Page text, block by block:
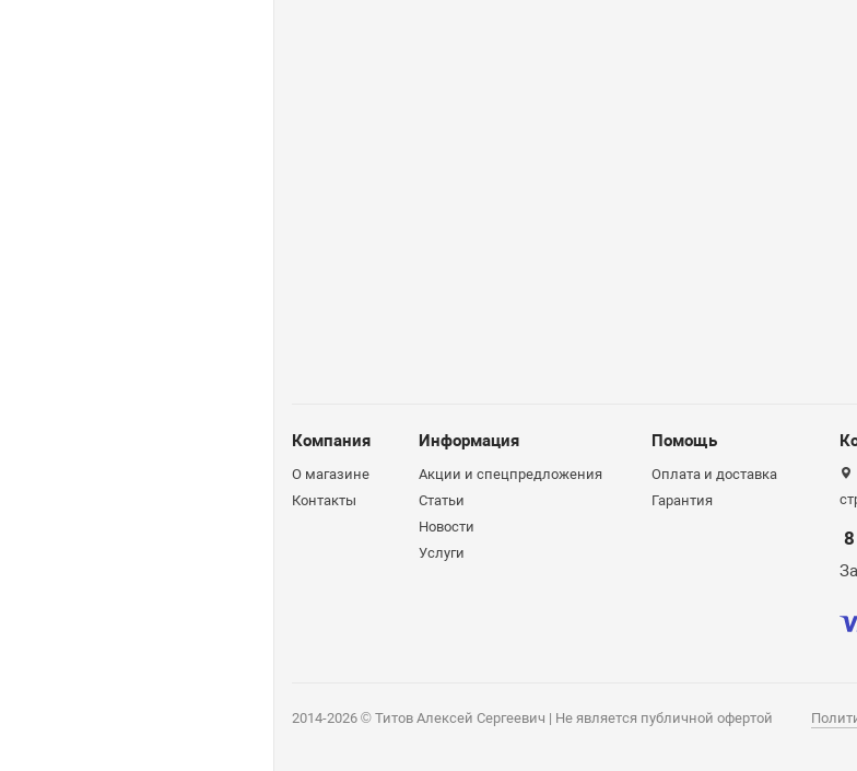
Компания
О магазине
Контакты
Информация
Акции и спецпредложения
Статьи
Новости
Услуги
Помощь
Оплата и доставка
Гарантия
2014-2026 © Титов Алексей Сергеевич | Не является публичной офертой